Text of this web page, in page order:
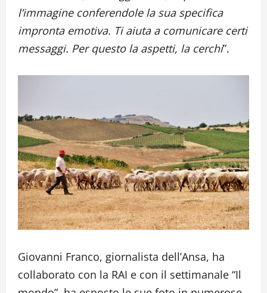
l’immagine conferendole la sua specifica
impronta emotiva. Ti aiuta a comunicare certi
messaggi. Per questo la aspetti, la cerchi”.
Giovanni Franco, giornalista dell’Ansa, ha
collaborato con la RAI e con il settimanale “Il